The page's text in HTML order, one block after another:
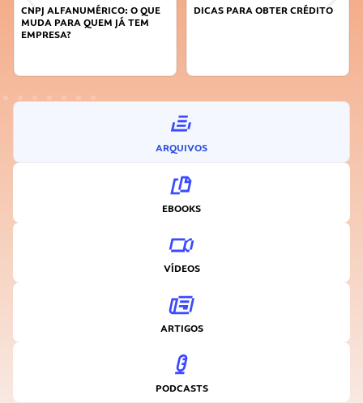
CNPJ ALFANUMÉRICO: O QUE
MUDA PARA QUEM JÁ TEM
EMPRESA?
DICAS PARA OBTER CRÉDITO
ARQUIVOS
EBOOKS
VÍDEOS
ARTIGOS
PODCASTS